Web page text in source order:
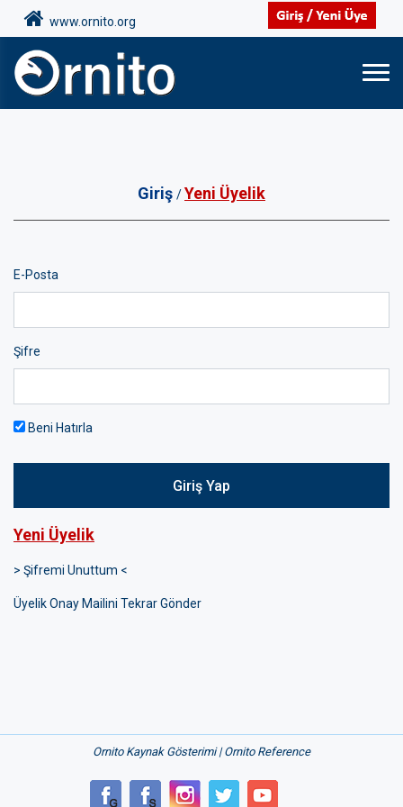
www.ornito.org
Giriş /Yeni Üyelik
E-Posta
Şifre
Beni Hatırla
Giriş Yap
Yeni Üyelik
> Şifremi Unuttum <
Üyelik Onay Mailini Tekrar Gönder
Ornito Kaynak Gösterimi | Ornito Reference